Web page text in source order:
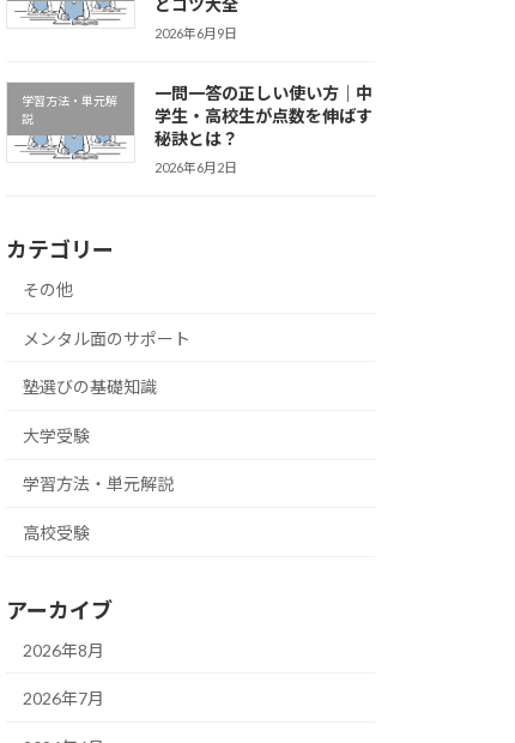
2026年6月9日
学習方法・単元解
説
一問一答の正しい使い方｜中
学生・高校生が点数を伸ばす
秘訣とは？
2026年6月2日
カテゴリー
その他
メンタル面のサポート
塾選びの基礎知識
大学受験
学習方法・単元解説
高校受験
アーカイブ
2026年8月
2026年7月